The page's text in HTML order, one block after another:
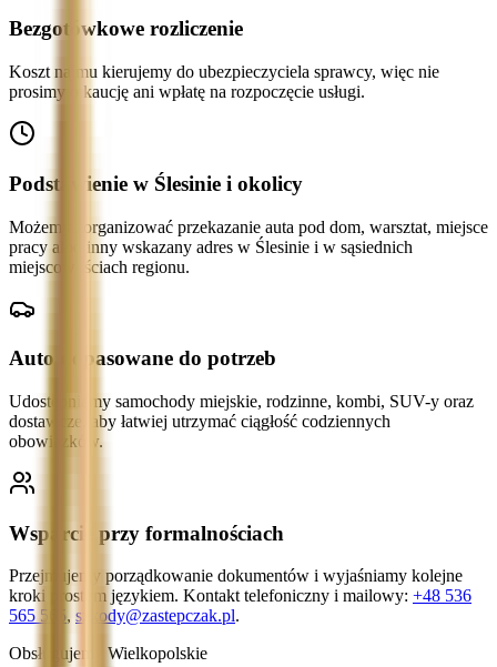
Bezgotówkowe rozliczenie
Koszt najmu kierujemy do ubezpieczyciela sprawcy, więc nie
prosimy o kaucję ani wpłatę na rozpoczęcie usługi.
Podstawienie w Ślesinie i okolicy
Możemy zorganizować przekazanie auta pod dom, warsztat, miejsce
pracy albo inny wskazany adres w Ślesinie i w sąsiednich
miejscowościach regionu.
Auto dopasowane do potrzeb
Udostępniamy samochody miejskie, rodzinne, kombi, SUV-y oraz
dostawcze, aby łatwiej utrzymać ciągłość codziennych
obowiązków.
Wsparcie przy formalnościach
Przejmujemy porządkowanie dokumentów i wyjaśniamy kolejne
kroki prostym językiem. Kontakt telefoniczny i mailowy: +48 536
565 565, szkody@zastepczak.pl.
Obsługujemy Wielkopolskie